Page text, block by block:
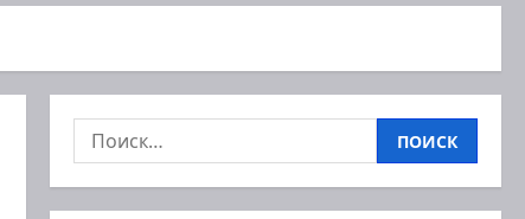
Найти: